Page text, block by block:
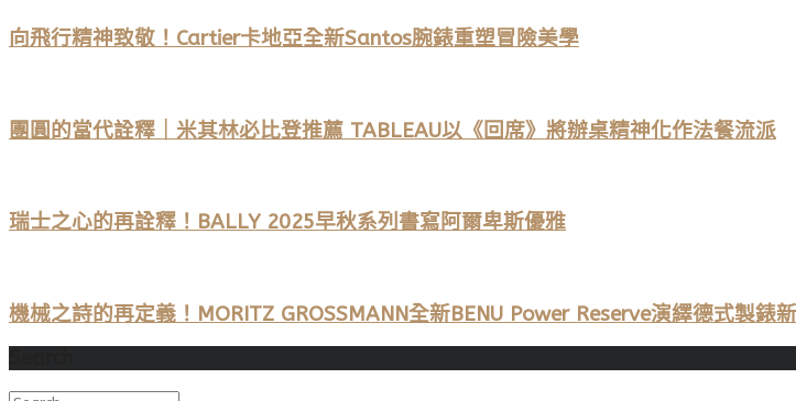
向飛行精神致敬！Cartier卡地亞全新Santos腕錶重塑冒險美學
團圓的當代詮釋｜米其林必比登推薦 TABLEAU以《回席》將辦桌精神化作法餐流派
瑞士之心的再詮釋！BALLY 2025早秋系列書寫阿爾卑斯優雅
機械之詩的再定義！MORITZ GROSSMANN全新BENU Power Reserve演繹德式製錶